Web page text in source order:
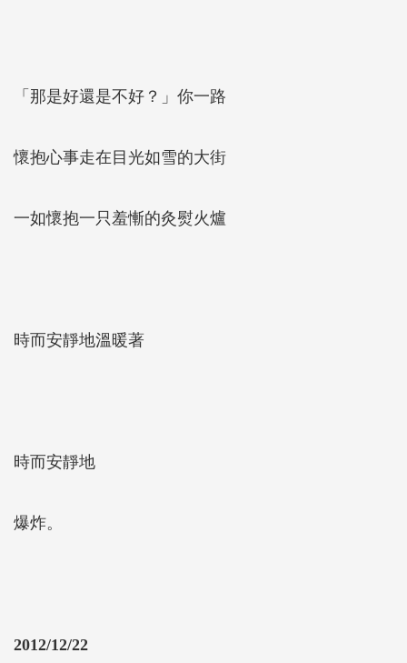
「那是好還是不好？」你一路
懷抱心事走在目光如雪的大街
一如懷抱一只羞慚的灸熨火爐
時而安靜地溫暖著
時而安靜地
爆炸。
2012/12/22